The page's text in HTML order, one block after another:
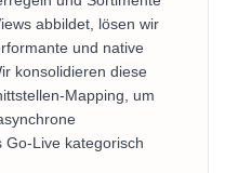
abbildet, lösen wir
und native
konsolidieren diese
Mapping, um
Live kategorisch